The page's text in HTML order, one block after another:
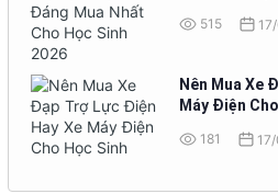
515
Nên Mua Xe
Máy Điện
181